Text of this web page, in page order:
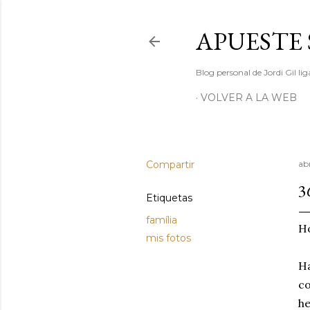
Blog personal de Jordi Gil
VOLVER A LA WEB
Compartir
Etiquetas
família
mis fotos